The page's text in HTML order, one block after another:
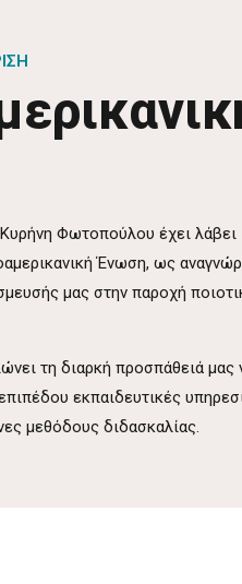
Φωτοπούλου έχει λάβει
Ένωση, ως
μας στην παροχή
τη διαρκή προσπάθειά
εκπαιδευτικές
μεθόδους διδασκαλίας.